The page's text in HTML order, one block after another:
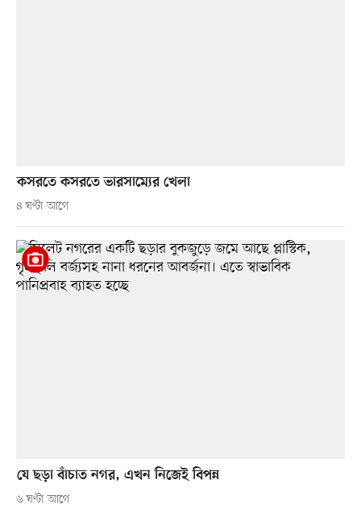
কসরতে কসরতে ভারসাম্যের খেলা
৪ ঘণ্টা আগে
যে ছড়া বাঁচাত নগর, এখন নিজেই বিপন্ন
৬ ঘণ্টা আগে